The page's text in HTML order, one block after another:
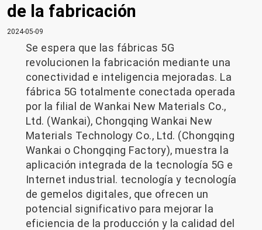
de la fabricación
2024-05-09
Se espera que las fábricas 5G
revolucionen la fabricación mediante una
conectividad e inteligencia mejoradas. La
fábrica 5G totalmente conectada operada
por la filial de Wankai New Materials Co.,
Ltd. (Wankai), Chongqing Wankai New
Materials Technology Co., Ltd. (Chongqing
Wankai o Chongqing Factory), muestra la
aplicación integrada de la tecnología 5G e
Internet industrial. tecnología y tecnología
de gemelos digitales, que ofrecen un
potencial significativo para mejorar la
eficiencia de la producción y la calidad del